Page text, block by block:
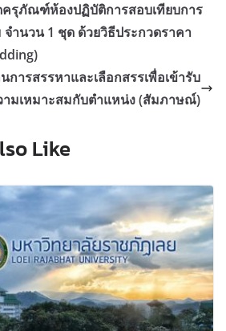
รุภัณฑ์ห้องปฏิบัติการสอบเทียบการ
ำนวน 1 ชุด ด้วยวิธีประกวดราคา
การสรรหาและเลือกสรรเพื่อเข้ารับ
ามเหมาะสมกับตำแหน่ง (สัมภาษณ์)
Like